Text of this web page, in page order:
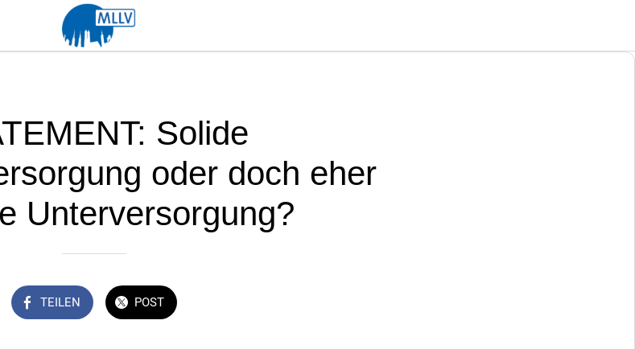
Solide
oder doch eher
Unterversorgung?
TEILEN POST